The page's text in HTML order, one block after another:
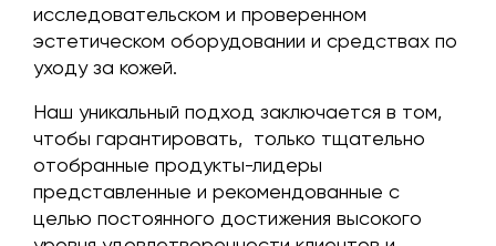
исследовательском и проверенном
эстетическом оборудовании и средствах по
уходу за кожей.
Наш уникальный подход заключается в том,
чтобы гарантировать, только тщательно
отобранные продукты-лидеры
представленные и рекомендованные с
целью постоянного достижения высокого